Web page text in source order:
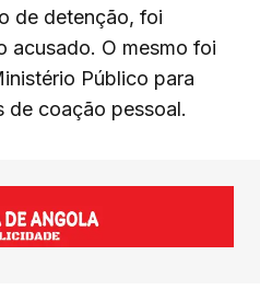
de detenção, foi
acusado. O mesmo foi
Público para
de coação pessoal.